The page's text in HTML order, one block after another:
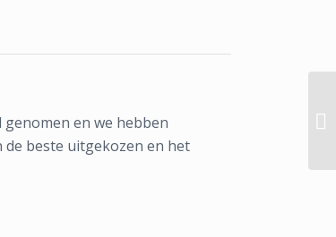
en we hebben
de beste uitgekozen en het